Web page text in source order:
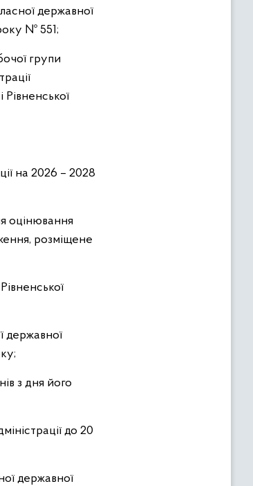
державної
№ 551;
групи
на 2026 – 2028
оцінювання
розміщене
державної
з дня його
до 20
державної